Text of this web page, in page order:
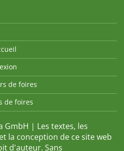
de foires
de foires
GmbH | Les textes, les
la conception de ce site web
d'auteur. Sans